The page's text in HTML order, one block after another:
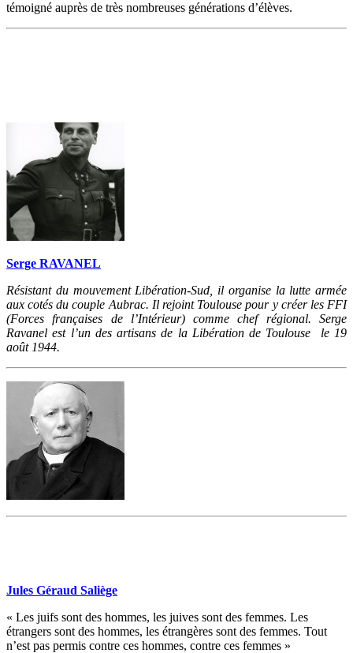
témoigné auprès de très nombreuses générations d’élèves.
Serge RAVANEL
Résistant du mouvement Libération-Sud, il organise la lutte armée
aux cotés du couple Aubrac. Il rejoint Toulouse pour y créer les FFI
(Forces françaises de l’Intérieur) comme chef régional. Serge
Ravanel est l’un des artisans de la Libération de Toulouse le 19
août 1944.
Jules Géraud Saliège
« Les juifs sont des hommes, les juives sont des femmes. Les
étrangers sont des hommes, les étrangères sont des femmes. Tout
n’est pas permis contre ces hommes, contre ces femmes »